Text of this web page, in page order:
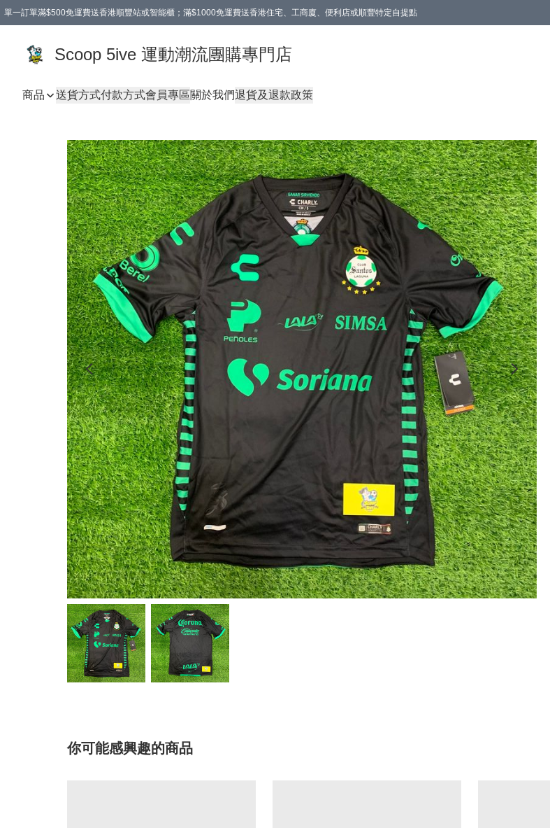
單一訂單滿$500免運費送香港順豐站或智能櫃；滿$1000免運費送香港住宅、工商廈、便利店或順豐特定自提點
Scoop 5ive 運動潮流團購專門店
商品 送貨方式付款方式會員專區關於我們退貨及退款政策
你可能感興趣的商品